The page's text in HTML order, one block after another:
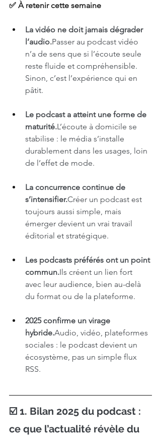
✅ À retenir cette semaine
La vidéo ne doit jamais dégrader
l’audio.Passer au podcast vidéo
n’a de sens que si l’écoute seule
reste fluide et compréhensible.
Sinon, c’est l’expérience qui en
pâtit.
Le podcast a atteint une forme de
maturité.L’écoute à domicile se
stabilise : le média s’installe
durablement dans les usages, loin
de l’effet de mode.
La concurrence continue de
s’intensifier.Créer un podcast est
toujours aussi simple, mais
émerger devient un vrai travail
éditorial et stratégique.
Les podcasts préférés ont un point
commun.Ils créent un lien fort
avec leur audience, bien au-delà
du format ou de la plateforme.
2025 confirme un virage
hybride.Audio, vidéo, plateformes
sociales : le podcast devient un
écosystème, pas un simple flux
RSS.
☑️ 1. Bilan 2025 du podcast :
ce que l’actualité révèle du